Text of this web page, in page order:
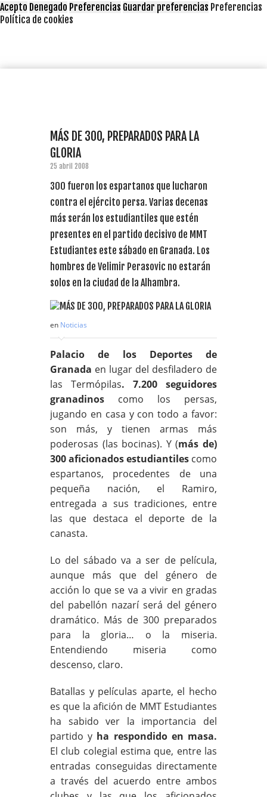
Acepto Denegado Preferencias Guardar preferencias Preferencias
Política de cookies
MÁS DE 300, PREPARADOS PARA LA
GLORIA
25 abril 2008
300 fueron los espartanos que lucharon
contra el ejército persa. Varias decenas
más serán los estudiantiles que estén
presentes en el partido decisivo de MMT
Estudiantes este sábado en Granada. Los
hombres de Velimir Perasovic no estarán
solos en la ciudad de la Alhambra.
en Noticias
Palacio de los Deportes de
Granada en lugar del desfiladero de
las Termópilas. 7.200 seguidores
granadinos como los persas,
jugando en casa y con todo a favor:
son más, y tienen armas más
poderosas (las bocinas). Y (más de)
300 aficionados estudiantiles como
espartanos, procedentes de una
pequeña nación, el Ramiro,
entregada a sus tradiciones, entre
las que destaca el deporte de la
canasta.
Lo del sábado va a ser de película,
aunque más que del género de
acción lo que se va a vivir en gradas
del pabellón nazarí será del género
dramático. Más de 300 preparados
para la gloria… o la miseria.
Entendiendo miseria como
descenso, claro.
Batallas y películas aparte, el hecho
es que la afición de MMT Estudiantes
ha sabido ver la importancia del
partido y ha respondido en masa.
El club colegial estima que, entre las
entradas conseguidas directamente
a través del acuerdo entre ambos